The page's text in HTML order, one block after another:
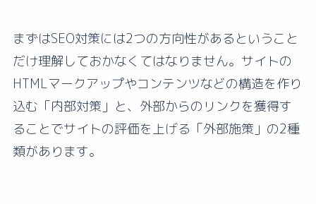
まずはSEO対策には2つの方向性があるということ
だけ理解しておかなくてはなりません。サイトの
HTMLマークアップやコンテンツなどの構造を作り
込む「内部対策」と、外部からのリンクを獲得す
ることでサイトの評価を上げる「外部施策」の2種
類があります。